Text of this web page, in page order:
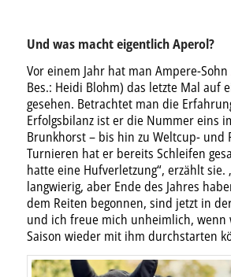
Und was macht eigentlich Aperol?
Vor einem Jahr hat man Ampere-Sohn
Bes.: Heidi Blohm) das letzte Mal auf
gesehen. Betrachtet man die
Erfolgsbilanz ist er die Nummer eins
Brunkhorst – bis hin zu Weltcup- und
Turnieren hat er bereits Schleifen
hatte eine Hufverletzung“, erzählt sie.
langwierig, aber Ende des Jahres
dem Reiten begonnen, sind jetzt in
und ich freue mich unheimlich, wenn
Saison wieder mit ihm durchstarten